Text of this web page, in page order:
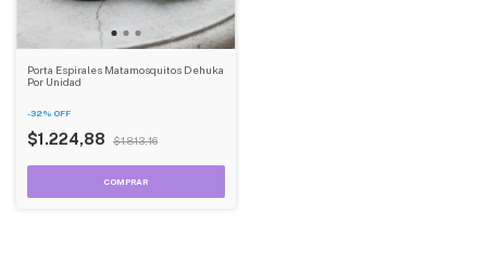
Porta Espirales Matamosquitos Dehuka
Por Unidad
-32% OFF
$1.224,88 $1.813,16